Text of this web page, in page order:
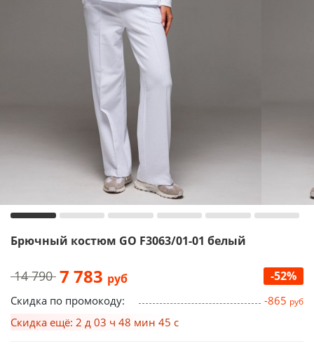
Брючный костюм GO F3063/01-01 белый
14 790 7 783 руб -52%
Скидка по промокоду: -865 руб
Скидка ещё: 2 д 03 ч 48 мин 44 с